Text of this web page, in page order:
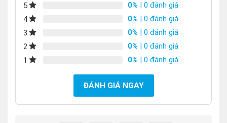
5 0% | 0 đánh giá
4
0% | 0 đánh giá
3
0% | 0 đánh giá
2
0% | 0 đánh giá
1
0% | 0 đánh giá
ĐÁNH GIÁ NGAY